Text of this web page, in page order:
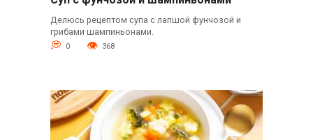
Делюсь рецептом супа с лапшой фунчозой и
грибами шампиньонами.
0 368